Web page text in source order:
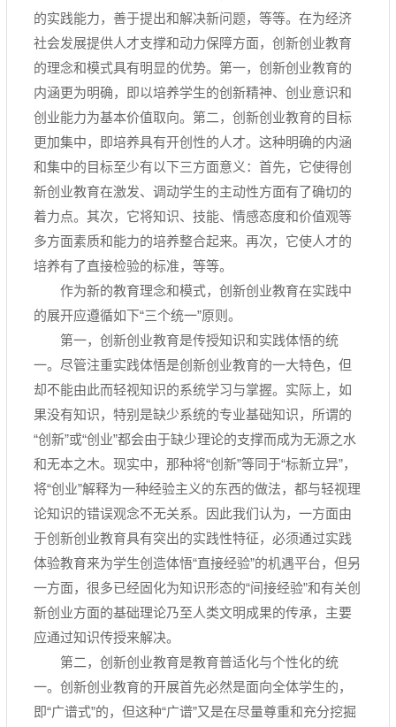
的实践能力，善于提出和解决新问题，等等。在为经济
社会发展提供人才支撑和动力保障方面，创新创业教育
的理念和模式具有明显的优势。第一，创新创业教育的
内涵更为明确，即以培养学生的创新精神、创业意识和
创业能力为基本价值取向。第二，创新创业教育的目标
更加集中，即培养具有开创性的人才。这种明确的内涵
和集中的目标至少有以下三方面意义：首先，它使得创
新创业教育在激发、调动学生的主动性方面有了确切的
着力点。其次，它将知识、技能、情感态度和价值观等
多方面素质和能力的培养整合起来。再次，它使人才的
培养有了直接检验的标准，等等。
作为新的教育理念和模式，创新创业教育在实践中
的展开应遵循如下“三个统一”原则。
第一，创新创业教育是传授知识和实践体悟的统
一。尽管注重实践体悟是创新创业教育的一大特色，但
却不能由此而轻视知识的系统学习与掌握。实际上，如
果没有知识，特别是缺少系统的专业基础知识，所谓的
“创新”或“创业”都会由于缺少理论的支撑而成为无源之水
和无本之木。现实中，那种将“创新”等同于“标新立异”，
将“创业”解释为一种经验主义的东西的做法，都与轻视理
论知识的错误观念不无关系。因此我们认为，一方面由
于创新创业教育具有突出的实践性特征，必须通过实践
体验教育来为学生创造体悟“直接经验”的机遇平台，但另
一方面，很多已经固化为知识形态的“间接经验”和有关创
新创业方面的基础理论乃至人类文明成果的传承，主要
应通过知识传授来解决。
第二，创新创业教育是教育普适化与个性化的统
一。创新创业教育的开展首先必然是面向全体学生的，
即“广谱式”的，但这种“广谱”又是在尽量尊重和充分挖掘